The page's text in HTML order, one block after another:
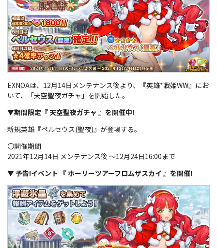
EXNOAは、12月14日メンテナンス後より、『英雄*戦姫WW』にお
いて、「天空聖夜ガチャ」を開始した。
▼期間限定『 天空聖夜ガチャ 』を開催中!
新規英雄『ペルセウス(聖夜)』が登場する。
〇開催期間
2021年12月14日 メンテナンス後 ～12月24日16:00まで
▼ 予告!イベント 『 ホーリーツアーフロムザスカイ 』を開催!